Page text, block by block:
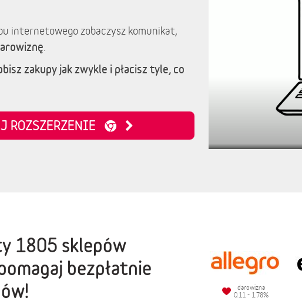
internetowego zobaczysz komunikat,
zakupy jak zwykle i płacisz tyle, co
ROZSZERZENIE
1805 sklepów
bezpłatnie
darowizna
0.11 - 1.78%